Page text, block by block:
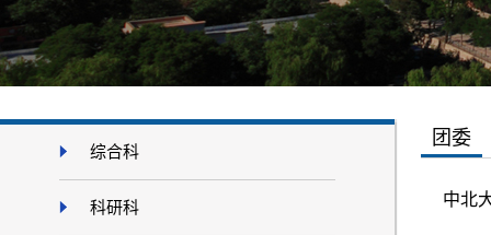
综合科
科研科
团委
中北